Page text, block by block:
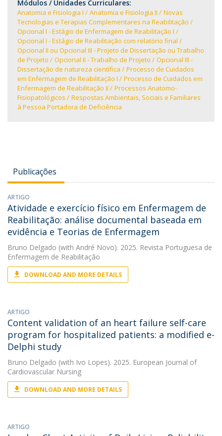
Módulos / Unidades Curriculares:
Anatomia e Fisiologia I Anatomia e Fisiologia II
Novas
Tecnologias e Terapias Complementares na Reabilitação
Opcional I - Estágio de Enfermagem de Reabilitação I
Opcional I - Estágio de Reabilitação com relatório final
Opcional II ou Opcional III - Projeto de Dissertação ou Trabalho
de Projeto
Opcional II - Trabalho de Projeto
Opcional III -
Dissertação de natureza científica
Processo de Cuidados
em Enfermagem de Reabilitação I
Processo de Cuidados em
Enfermagem de Reabilitação II
Processos Anatomo-
Fisiopatológicos
Respostas Ambientais, Sociais e Familiares
à Pessoa Portadora de Deficiência
Publicações
ARTIGO
Atividade e exercício físico em Enfermagem de
Reabilitação: análise documental baseada em
evidência e Teorias de Enfermagem
Bruno Delgado (with André Novo). 2025. Revista Portuguesa de
Enfermagem de Reabilitação
DOWNLOAD AND MORE DETAILS
ARTIGO
Content validation of an heart failure self-care
program for hospitalized patients: a modified e-
Delphi study
Bruno Delgado (with Ivo Lopes). 2025. European Journal of
Cardiovascular Nursing
DOWNLOAD AND MORE DETAILS
ARTIGO